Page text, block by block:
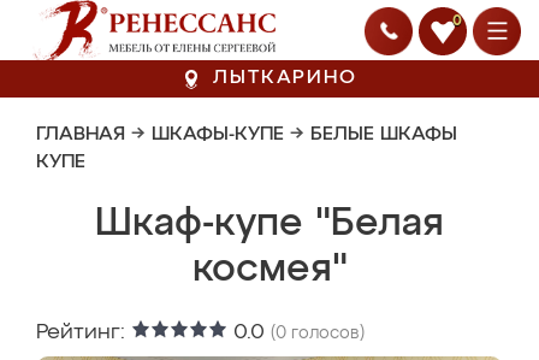
0
ЛЫТКАРИНО
ГЛАВНАЯ → ШКАФЫ-КУПЕ → БЕЛЫЕ ШКАФЫ
КУПЕ
Шкаф-купе "Белая
космея"
Рейтинг: 0.0 (0 голосов)